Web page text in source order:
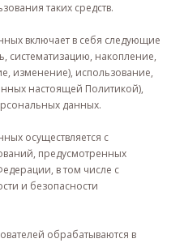
таких средств.
включает в себя следующие
систематизацию, накопление,
изменение), использование,
настоящей Политикой),
данных.
осуществляется с
предусмотренных
в том числе с
и безопасности
обрабатываются в